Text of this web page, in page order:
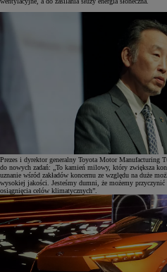
Prezes i dyrektor generalny Toyota Motor Manufacturing
do nowych zadań: „To kamień milowy, który zwiększa
uznanie wśród zakładów koncernu ze względu na duże
wysokiej jakości. Jesteśmy dumni, że możemy
osiągnięcia celów klimatycznych”.